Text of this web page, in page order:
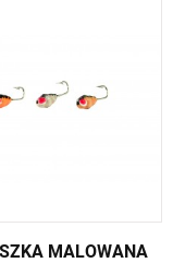
MALOWANA